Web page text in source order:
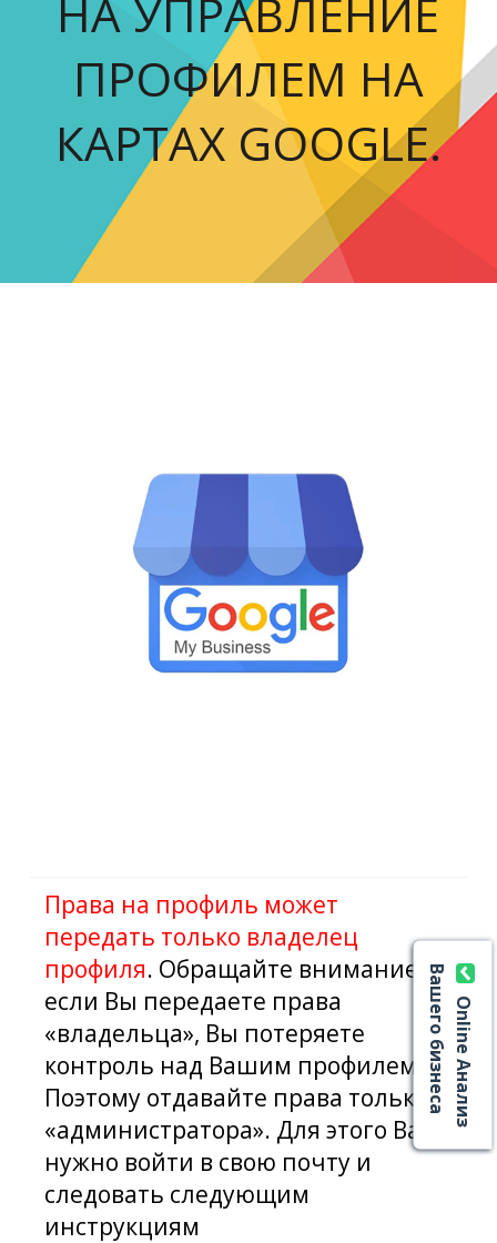
Online Анализ
Вашего бизнеса
НА УПРАВЛЕНИЕ
ПРОФИЛЕМ НА
КАРТАХ GOOGLE.
Права на профиль может
передать только владелец
профиля. Обращайте внимание
если Вы передаете права
«владельца», Вы потеряете
контроль над Вашим профилем.
Поэтому отдавайте права только
«администратора». Для этого Вам
нужно войти в свою почту и
следовать следующим
инструкциям